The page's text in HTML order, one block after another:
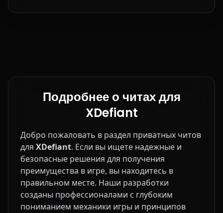
Подробнее о читах для
XDefiant
Добро пожаловать в раздел приватных читов
для XDefiant. Если вы ищете надежные и
безопасные решения для получения
преимущества в игре, вы находитесь в
правильном месте. Наши разработки
созданы профессионалами с глубоким
пониманием механики игры и принципов